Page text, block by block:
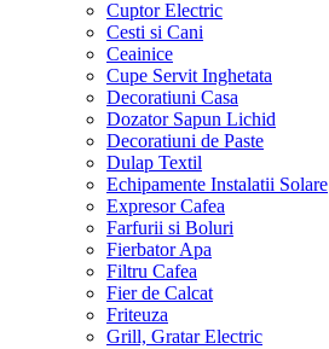
Cuptor Electric
Cesti si Cani
Ceainice
Cupe Servit Inghetata
Decoratiuni Casa
Dozator Sapun Lichid
Decoratiuni de Paste
Dulap Textil
Echipamente Instalatii Solare
Expresor Cafea
Farfurii si Boluri
Fierbator Apa
Filtru Cafea
Fier de Calcat
Friteuza
Grill, Gratar Electric